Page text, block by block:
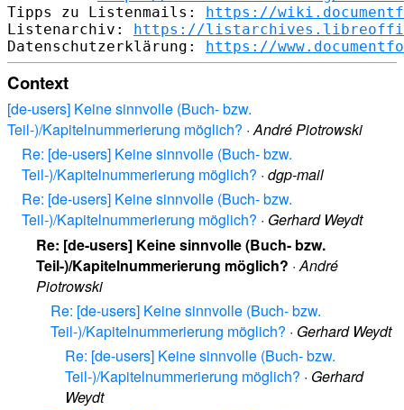
Tipps zu Listenmails: https://
Listenarchiv: https://
Datenschutzerklärung: https://
Context
[de-users] Keine sinnvolle (Buch- bzw.
Teil-)/Kapitelnummerierung möglich? ·André Piotrowski
Re: [de-users] Keine sinnvolle (Buch- bzw.
Teil-)/Kapitelnummerierung möglich? · dgp-mail
Re: [de-users] Keine sinnvolle (Buch- bzw.
Teil-)/Kapitelnummerierung möglich? · Gerhard Weydt
Re: [de-users] Keine sinnvolle (Buch- bzw.
Teil-)/Kapitelnummerierung möglich? ·André
Piotrowski
Re: [de-users] Keine sinnvolle (Buch- bzw.
Teil-)/Kapitelnummerierung möglich? · Gerhard Weydt
Re: [de-users] Keine sinnvolle (Buch- bzw.
Teil-)/Kapitelnummerierung möglich? · Gerhard
Weydt